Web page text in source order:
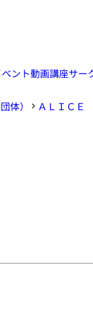
ント動画講座サー
体） ＡＬＩＣＥ